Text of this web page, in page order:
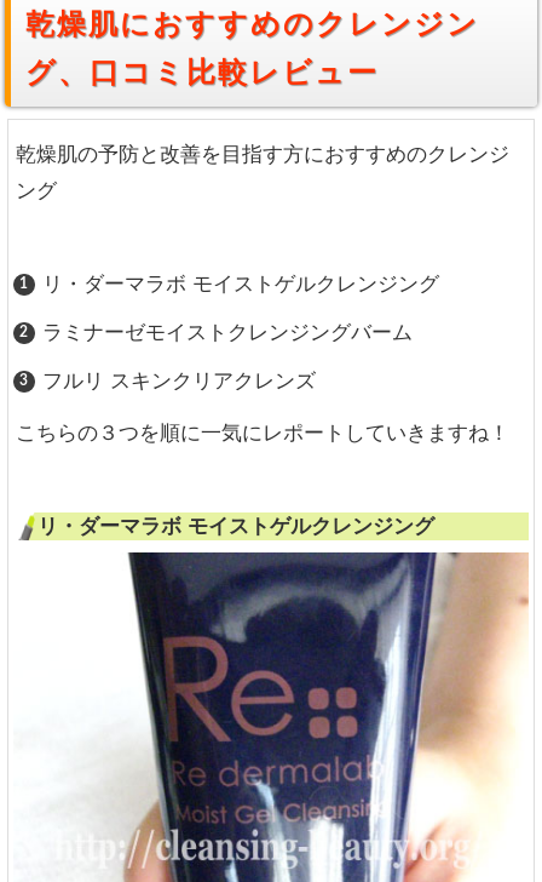
乾燥肌におすすめのクレンジン
グ、口コミ比較レビュー
乾燥肌の予防と改善を目指す方におすすめのクレンジ
ング
リ・ダーマラボ モイストゲルクレンジング
ラミナーゼモイストクレンジングバーム
フルリ スキンクリアクレンズ
こちらの３つを順に一気にレポートしていきますね！
リ・ダーマラボ モイストゲルクレンジング